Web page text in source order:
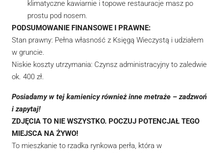
klimatyczne kawiarnie i topowe restauracje masz po
prostu pod nosem.
PODSUMOWANIE FINANSOWE I PRAWNE:
Stan prawny: Pełna własność z Księgą Wieczystą i udziałem
w gruncie.
Niskie koszty utrzymania: Czynsz administracyjny to zaledwie
ok. 400 zł.
Posiadamy w tej kamienicy również inne metraże – zadzwoń
i zapytaj!
ZDJĘCIA TO NIE WSZYSTKO. POCZUJ POTENCJAŁ TEGO
MIEJSCA NA ŻYWO!
To mieszkanie to rzadka rynkowa perła, która w